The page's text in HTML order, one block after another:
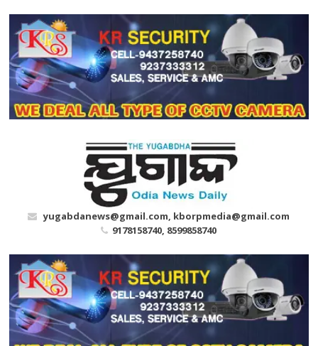
content
yugabdanews@gmail.com, kborpmedia@gmail.com
9178158740, 8599858740